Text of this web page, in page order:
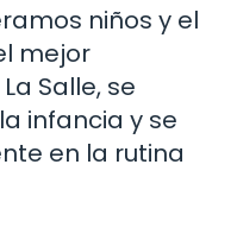
niños y el
mejor
Salle, se
infancia y se
en la rutina